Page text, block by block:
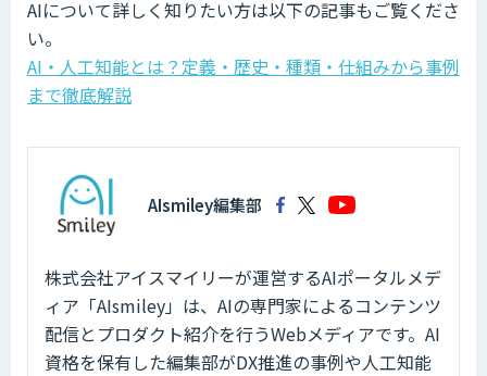
AIについて詳しく知りたい方は以下の記事もご覧くださ
い。
AI・人工知能とは？定義・歴史・種類・仕組みから事例
まで徹底解説
AIsmiley編集部
株式会社アイスマイリーが運営するAIポータルメデ
ィア「AIsmiley」は、AIの専門家によるコンテンツ
配信とプロダクト紹介を行うWebメディアです。AI
資格を保有した編集部がDX推進の事例や人工知能